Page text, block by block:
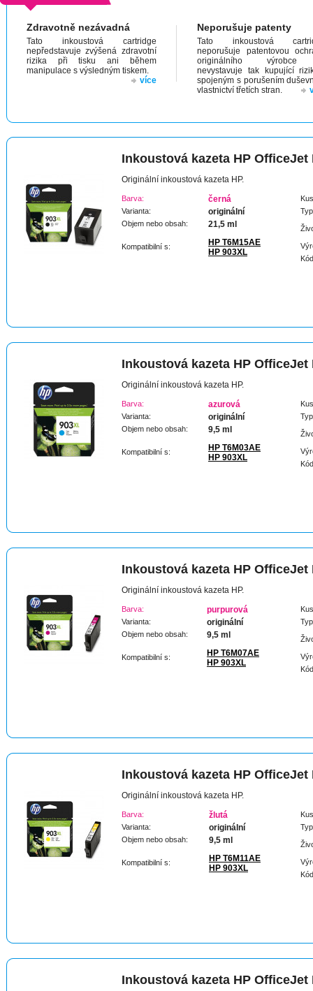
Zdravotně nezávadná
Tato inkoustová cartridge
nepředstavuje zvýšená zdravotní
rizika při tisku ani během
manipulace s výsledným tiskem.
více
Neporušuje patenty
Tato inkoustová
neporušuje patentovou
originálního
nevystavuje tak kupující
spojeným s porušením
vlastnictví třetích stran.
Inkoustová kazeta HP OfficeJet
Originální inkoustová kazeta HP.
Barva: černá
Varianta: originální
Objem nebo obsah: 21,5 ml
Kompatibilní s:
HP T6M15AE
HP 903XL
Inkoustová kazeta HP OfficeJet
Originální inkoustová kazeta HP.
Barva: azurová
Varianta: originální
Objem nebo obsah: 9,5 ml
Kompatibilní s:
HP T6M03AE
HP 903XL
Inkoustová kazeta HP OfficeJet
Originální inkoustová kazeta HP.
Barva: purpurová
Varianta: originální
Objem nebo obsah: 9,5 ml
Kompatibilní s:
HP T6M07AE
HP 903XL
Inkoustová kazeta HP OfficeJet
Originální inkoustová kazeta HP.
Barva: žlutá
Varianta: originální
Objem nebo obsah: 9,5 ml
Kompatibilní s:
HP T6M11AE
HP 903XL
Inkoustová kazeta HP OfficeJet